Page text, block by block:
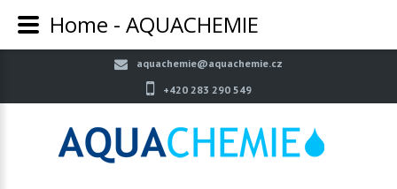
aquachemie@aquachemie.cz
+420 283 290 549
Home - AQUACHEMIE